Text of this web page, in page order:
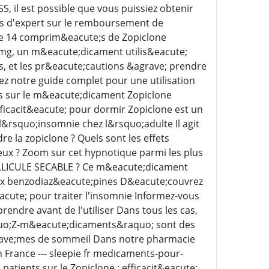
il est possible que vous puissiez obtenir
d'expert sur le remboursement de
comprim&eacute;s de Zopiclone
un m&eacute;dicament utilis&eacute;
et les pr&eacute;cautions &agrave; prendre
notre guide complet pour une utilisation
le m&eacute;dicament Zopiclone
pour dormir Zopiclone est un
chez l&rsquo;adulte Il agit
la zopiclone ? Quels sont les effets
? Zoom sur cet hypnotique parmi les plus
SECABLE ? Ce m&eacute;dicament
D&eacute;couvrez
pour traiter l'insomnie Informez-vous
avant de l'utiliser Dans tous les cas,
m&eacute;dicaments&raquo; sont des
de sommeil Dans notre pharmacie
--- sleepie fr medicaments-pour-